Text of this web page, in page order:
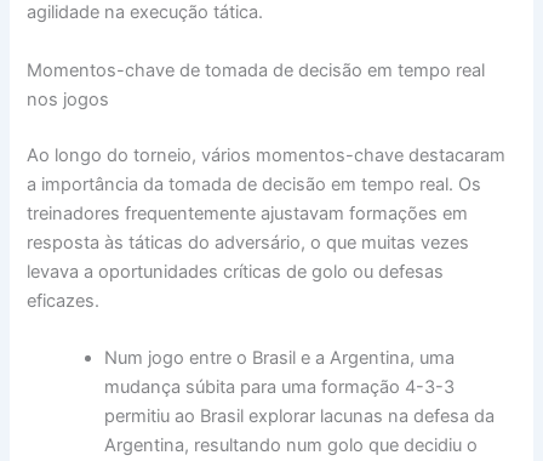
agilidade na execução tática.
Momentos-chave de tomada de decisão em tempo real
nos jogos
Ao longo do torneio, vários momentos-chave destacaram
a importância da tomada de decisão em tempo real. Os
treinadores frequentemente ajustavam formações em
resposta às táticas do adversário, o que muitas vezes
levava a oportunidades críticas de golo ou defesas
eficazes.
Num jogo entre o Brasil e a Argentina, uma
mudança súbita para uma formação 4-3-3
permitiu ao Brasil explorar lacunas na defesa da
Argentina, resultando num golo que decidiu o